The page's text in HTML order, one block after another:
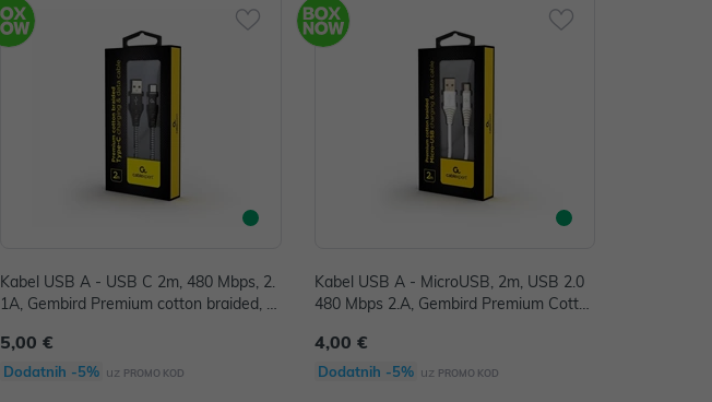
Kabel USB A - USB C 2m, 480 Mbps, 2.
1A, Gembird Premium cotton braided, C
5,00 €
Dodatnih -5% uz PROMO KOD
Kabel USB A - MicroUSB, 2m, USB 2.0
480 Mbps 2.A, Gembird Premium Cotto
M-2M-BW2
4,00 €
Dodatnih -5% uz PROMO KOD